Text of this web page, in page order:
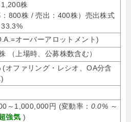
株
：800株 / 売出：400株）売出株式
33.3%
オーバーアロットメント)
（上場時、公募株数含む）
(オファリング・レシオ、OA分含
～1,000,000円 (変動率： 0.0% ～
強気 )